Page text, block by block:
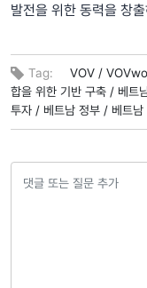
발전을 위한 동력을 창
Tag: VOV /
합을 위한 기반 구축 / 베트
투자 / 베트남 정부 / 베트남